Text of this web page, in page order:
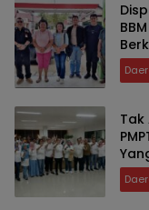
Tak